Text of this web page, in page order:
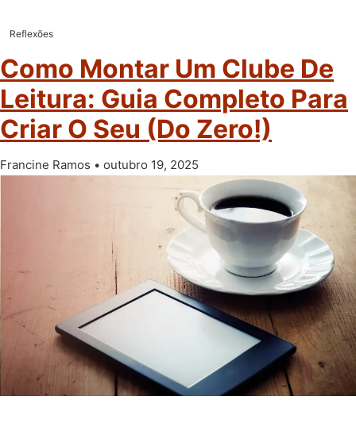
Reflexões
Como Montar Um Clube De
Leitura: Guia Completo Para
Criar O Seu (do Zero!)
Francine Ramos outubro 19, 2025